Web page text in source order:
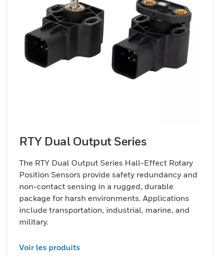
fiabilité et la durabilité et minimisant les
temps d'arrêt. Ils sont également faciles à
installer, réduisant ainsi les coûts
d'installation. Les capteurs à effet Hall sans
contact Honeywell répondent à la présence
ou à l'interruption d'un champ magnétique,
en utilisant un circuit intégré à effet Hall à
circuits et les aimants sont galvanisés avec
un connecteur intégré – plus qu'une
solution pour les conditions les plus
impitoyables. D'autres avantages incluent :
une plage de fonctionnement de 360 ​​
degrés avec une rotation autorisée sur
plusieurs tours, un actionnement à faible
considérablement réduits.
RTY Dual Output Series
The RTY Dual Output Series Hall-Effect Rotary
Position Sensors provide safety redundancy and
non-contact sensing in a rugged, durable
package for harsh environments. Applications
include transportation, industrial, marine, and
military.
Voir les produits